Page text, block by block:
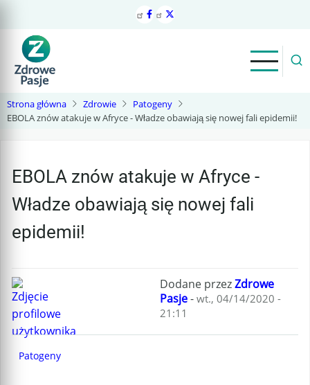
treści
Strona główna Zdrowie
Patogeny
EBOLA znów atakuje w Afryce - Władze obawiają się nowej fali epidemii!
EBOLA znów atakuje w Afryce -
Władze obawiają się nowej fali
epidemii!
Dodane przezZdrowe
Pasje- wt., 04/14/2020 -
21:11
Patogeny